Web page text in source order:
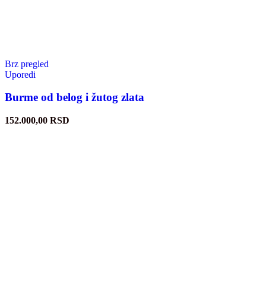
Brz pregled
Uporedi
Burme od belog i žutog zlata
152.000,00 RSD